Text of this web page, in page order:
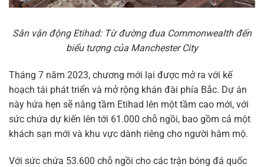
Sân vận động Etihad: Từ đường đua Commonwealth đến
biểu tượng của Manchester City
Tháng 7 năm 2023, chương mới lại được mở ra với kế
hoạch tái phát triển và mở rộng khán đài phía Bắc. Dự án
này hứa hẹn sẽ nâng tầm Etihad lên một tầm cao mới, với
sức chứa dự kiến lên tới 61.000 chỗ ngồi, bao gồm cả một
khách sạn mới và khu vực dành riêng cho người hâm mộ.
Với sức chứa 53.600 chỗ ngồi cho các trận bóng đá quốc